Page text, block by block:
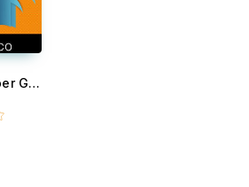
English Factory per Genitori